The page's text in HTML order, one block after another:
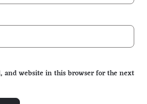
and website in this browser for the next